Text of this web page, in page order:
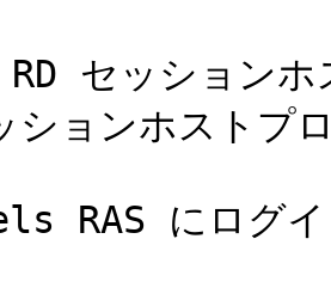
セッションホ
ョンホストプ
RAS にログイ